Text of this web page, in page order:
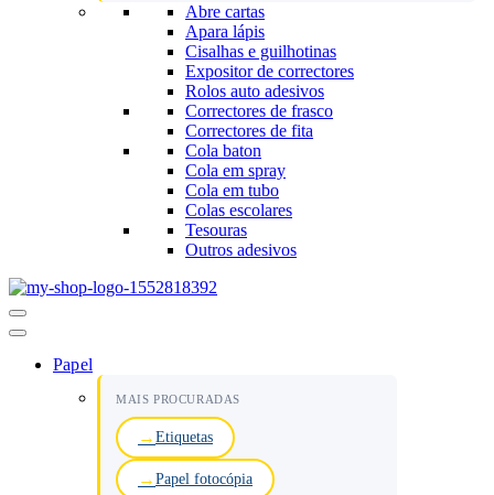
Abre cartas
Apara lápis
Cisalhas e guilhotinas
Expositor de correctores
Rolos auto adesivos
Correctores de frasco
Correctores de fita
Cola baton
Cola em spray
Cola em tubo
Colas escolares
Tesouras
Outros adesivos
Menu
de
Papel
MAIS PROCURADAS
Etiquetas
Papel fotocópia